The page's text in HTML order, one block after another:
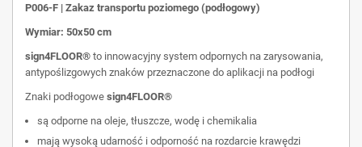
P006-F | Zakaz transportu poziomego (podłogowy)
Wymiar: 50x50 cm
sign4FLOOR® to innowacyjny system odpornych na zarysowania,
antypoślizgowych znaków przeznaczone do aplikacji na podłogi
Znaki podłogowe sign4FLOOR®
są odporne na oleje, tłuszcze, wodę i chemikalia
mają wysoką udarność i odporność na rozdarcie krawędzi